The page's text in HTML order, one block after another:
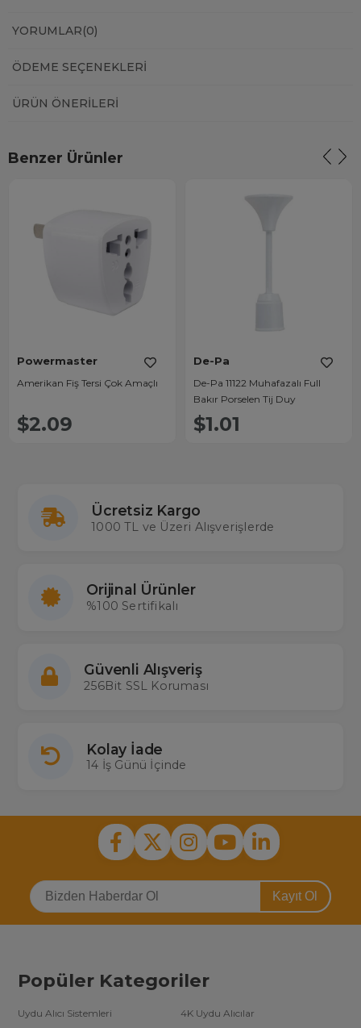
YORUMLAR(0)
ÖDEME SEÇENEKLERI
ÜRÜN ÖNERILERI
Benzer Ürünler
Powermaster
Amerikan Fiş Tersi Çok Amaçlı
$2.09
De-Pa
De-Pa 11122 Muhafazalı Full
Bakır Porselen Tij Duy
$1.01
Ücretsiz Kargo
1000 TL ve Üzeri Alışverişlerde
Orijinal Ürünler
%100 Sertifikalı
Güvenli Alışveriş
256Bit SSL Koruması
Kolay İade
14 İş Günü İçinde
Kayıt Ol
Popüler Kategoriler
Uydu Alıcı Sistemleri
4K Uydu Alıcılar